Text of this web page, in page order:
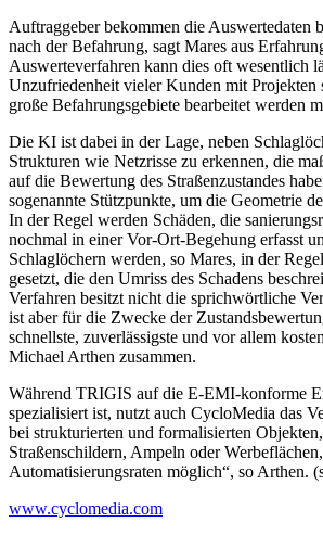
Auftraggeber bekommen die Auswertedaten
nach der Befahrung, sagt Mares aus
Auswerteverfahren kann dies oft wesentlich
Unzufriedenheit vieler Kunden mit Projekten
große Befahrungsgebiete bearbeitet werden
Die KI ist dabei in der Lage, neben
Strukturen wie Netzrisse zu erkennen, die
auf die Bewertung des Straßenzustandes
sogenannte Stützpunkte, um die Geometrie
In der Regel werden Schäden, die
nochmal in einer Vor-Ort-Begehung erfasst
Schlaglöchern werden, so Mares, in der
gesetzt, die den Umriss des Schadens
Verfahren besitzt nicht die sprichwörtliche
ist aber für die Zwecke der
schnellste, zuverlässigste und vor allem
Michael Arthen zusammen.
Während TRIGIS auf die E-EMI-konforme
spezialisiert ist, nutzt auch CycloMedia das
bei strukturierten und formalisierten
Straßenschildern, Ampeln oder
Automatisierungsraten möglich“, so Arthen.
www.cyclomedia.com